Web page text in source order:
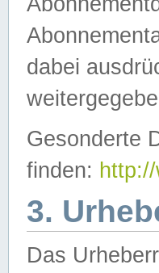
dabei
Gesonderte
finden:
3.
Das